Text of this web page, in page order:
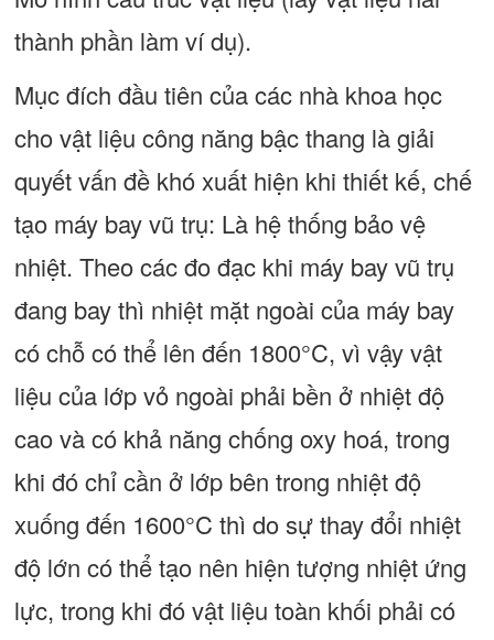
thành phần làm ví dụ).
Mục đích đầu tiên của các nhà khoa học
cho vật liệu công năng bậc thang là giải
quyết vấn đề khó xuất hiện khi thiết kế, chế
tạo máy bay vũ trụ: Là hệ thống bảo vệ
nhiệt. Theo các đo đạc khi máy bay vũ trụ
đang bay thì nhiệt mặt ngoài của máy bay
có chỗ có thể lên đến 1800°C, vì vậy vật
liệu của lớp vỏ ngoài phải bền ở nhiệt độ
cao và có khả năng chống oxy hoá, trong
khi đó chỉ cần ở lớp bên trong nhiệt độ
xuống đến 1600°C thì do sự thay đổi nhiệt
độ lớn có thể tạo nên hiện tượng nhiệt ứng
lực, trong khi đó vật liệu toàn khối phải có